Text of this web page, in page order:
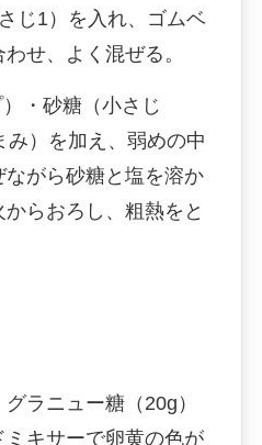
じ1）を入れ、ゴムベ
せ、よく混ぜる。
・砂糖（小さじ
み）を加え、弱めの中
ながら砂糖と塩を溶か
らおろし、粗熱をと
ラニュー糖（20g）
ミキサーで卵黄の色が